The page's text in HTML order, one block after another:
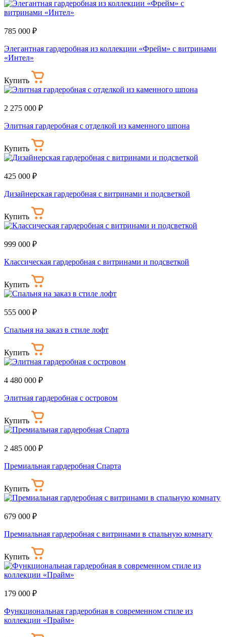
785 000 ₽
Элегантная гардеробная из коллекции «Фрейм» с витринами
«Интел»
Купить
2 275 000 ₽
Элитная гардеробная с отделкой из каменного шпона
Купить
425 000 ₽
Дизайнерская гардеробная с витринами и подсветкой
Купить
999 000 ₽
Классическая гардеробная с витринами и подсветкой
Купить
555 000 ₽
Спальня на заказ в стиле лофт
Купить
4 480 000 ₽
Элитная гардеробная с островом
Купить
2 485 000 ₽
Премиальная гардеробная Спарта
Купить
679 000 ₽
Премиальная гардеробная с витринами в спальную комнату
Купить
179 000 ₽
Функциональная гардеробная в современном стиле из
коллекции «Прайм»